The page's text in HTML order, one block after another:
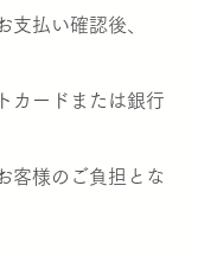
支払い確認後、
カードまたは銀行
客様のご負担とな